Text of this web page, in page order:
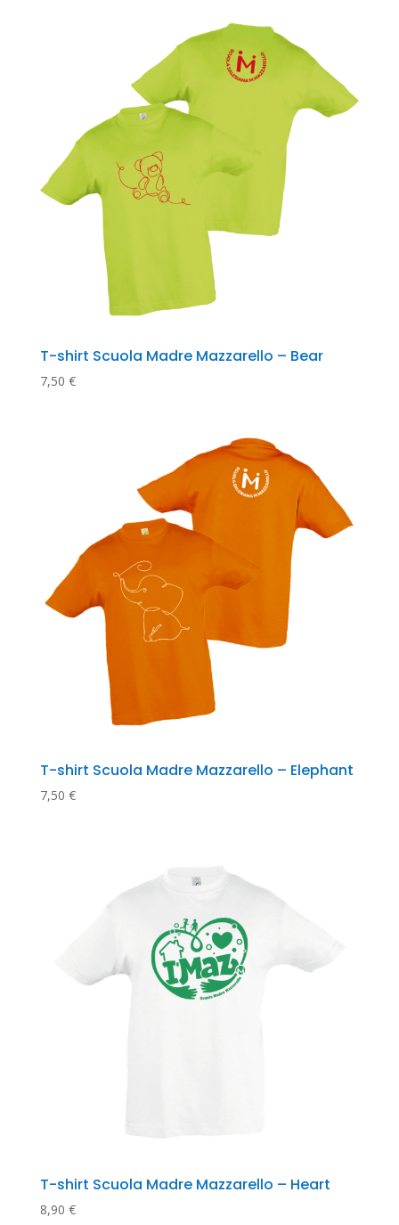
T-shirt Scuola Madre Mazzarello – Bear
7,50 €
T-shirt Scuola Madre Mazzarello – Elephant
7,50 €
T-shirt Scuola Madre Mazzarello – Heart
8,90 €